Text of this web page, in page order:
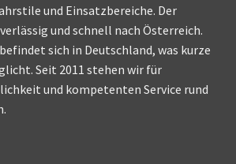
und Einsatzbereiche. Der
und schnell nach Österreich.
sich in Deutschland, was kurze
Seit 2011 stehen wir für
und kompetenten Service rund